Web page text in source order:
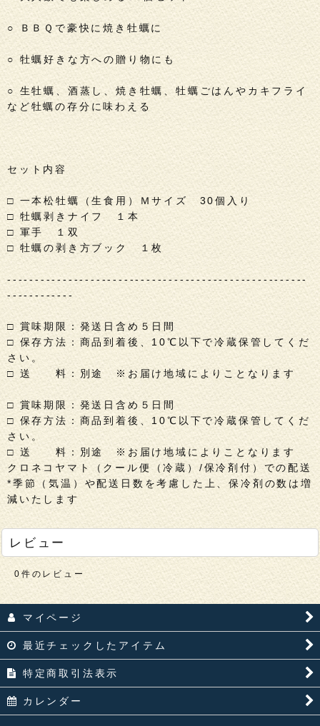
○ ＢＢＱで豪快に焼き牡蠣に
○ 牡蠣好きな方への贈り物にも
○ 生牡蠣、酒蒸し、焼き牡蠣、牡蠣ごはんやカキフライ
など牡蠣の存分に味わえる
セット内容
□ 一本松牡蠣（生食用）Ｍサイズ 30個入り
□ 牡蠣剥きナイフ １本
□ 軍手 １双
□ 牡蠣の剥き方ブック １枚
------------------------------------------------------
------------
□ 賞味期限：発送日含め５日間
□ 保存方法：商品到着後、10℃以下で冷蔵保管してくだ
さい。
□ 送 料：別途 ※お届け地域によりことなります
□ 賞味期限：発送日含め５日間
□ 保存方法：商品到着後、10℃以下で冷蔵保管してくだ
さい。
□ 送 料：別途 ※お届け地域によりことなります
クロネコヤマト（クール便（冷蔵）/保冷剤付）での配送
*季節（気温）や配送日数を考慮した上、保冷剤の数は増
減いたします
レビュー
0 件のレビュー
マイページ
最近チェックしたアイテム
特定商取引法表示
カレンダー